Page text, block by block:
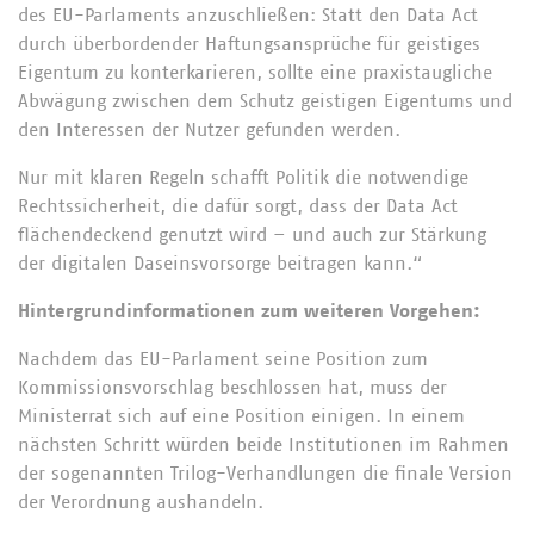
des EU-Parlaments anzuschließen: Statt den Data Act
durch überbordender Haftungsansprüche für geistiges
Eigentum zu konterkarieren, sollte eine praxistaugliche
Abwägung zwischen dem Schutz geistigen Eigentums und
den Interessen der Nutzer gefunden werden.
Nur mit klaren Regeln schafft Politik die notwendige
Rechtssicherheit, die dafür sorgt, dass der Data Act
flächendeckend genutzt wird – und auch zur Stärkung
der digitalen Daseinsvorsorge beitragen kann.“
Hintergrundinformationen zum weiteren Vorgehen:
Nachdem das EU-Parlament seine Position zum
Kommissionsvorschlag beschlossen hat, muss der
Ministerrat sich auf eine Position einigen. In einem
nächsten Schritt würden beide Institutionen im Rahmen
der sogenannten Trilog-Verhandlungen die finale Version
der Verordnung aushandeln.